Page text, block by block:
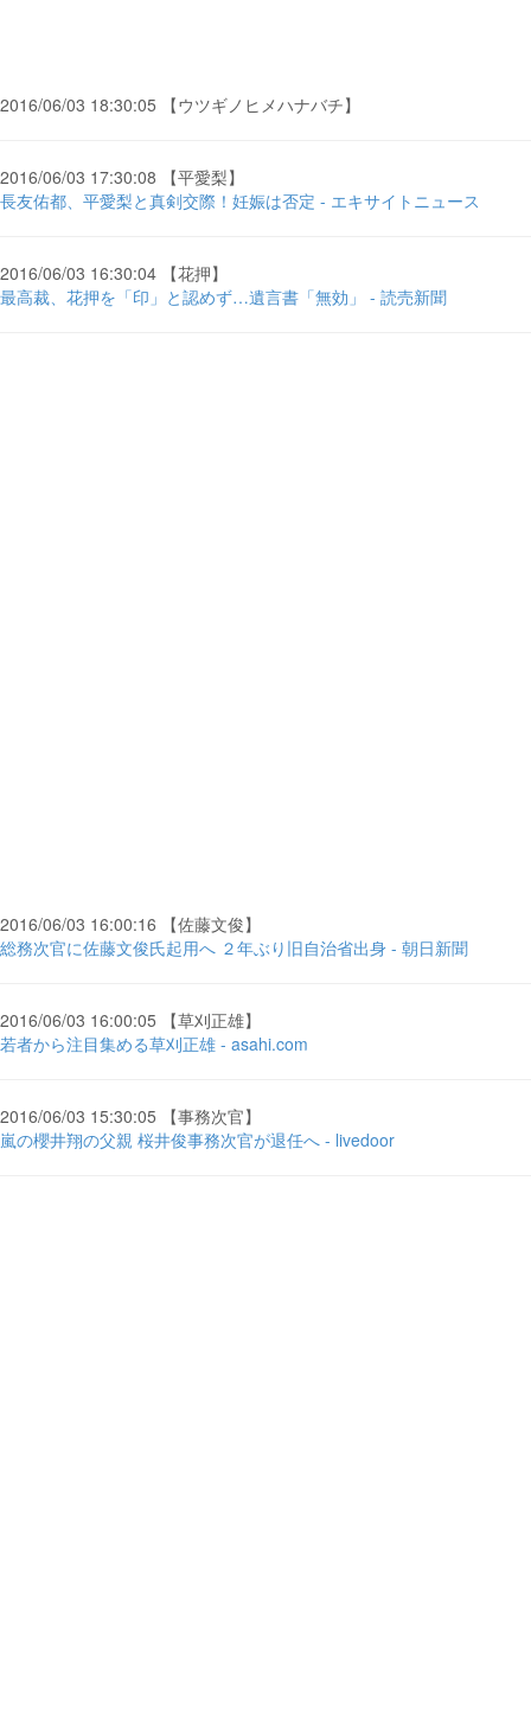
2016/06/03 18:30:05 【ウツギノヒメハナバチ】
2016/06/03 17:30:08 【平愛梨】
長友佑都、平愛梨と真剣交際！妊娠は否定 - エキサイトニュース
2016/06/03 16:30:04 【花押】
最高裁、花押を「印」と認めず…遺言書「無効」 - 読売新聞
2016/06/03 16:00:16 【佐藤文俊】
総務次官に佐藤文俊氏起用へ ２年ぶり旧自治省出身 - 朝日新聞
2016/06/03 16:00:05 【草刈正雄】
若者から注目集める草刈正雄 - asahi.com
2016/06/03 15:30:05 【事務次官】
嵐の櫻井翔の父親 桜井俊事務次官が退任へ - livedoor